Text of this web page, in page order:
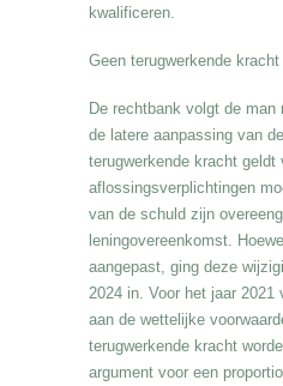
kwalificeren.
Geen terugwerkende
De rechtbank volgt de
de latere aanpassing van
terugwerkende kracht geldt
aflossingsverplichtingen
van de schuld zijn
leningovereenkomst.
aangepast, ging deze
2024 in. Voor het jaar 2021
aan de wettelijke
terugwerkende kracht
argument voor een